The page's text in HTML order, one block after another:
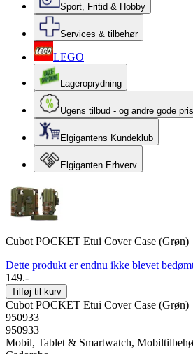
Sport, Fritid & Hobby
Services & tilbehør
LEGO
Lageroprydning
Ugens tilbud - og andre gode
Elgigantens Kundeklub
Elgiganten Erhverv
Cubot POCKET Etui Cover Case (Grøn)
Dette produkt er endnu ikke blevet
149.-
Tilføj til kurv
Cubot POCKET Etui Cover Case (Grøn)
950933
950933
Mobil, Tablet & Smartwatch,